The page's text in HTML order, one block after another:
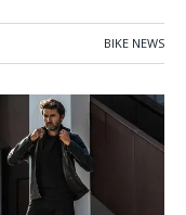
BIKE NEWS